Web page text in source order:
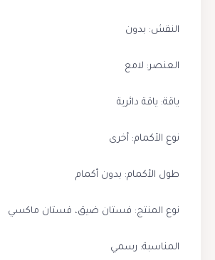
النقش: بدون
العنصر: لامع
ياقة: ياقة دائرية
نوع الأكمام: أخرى
طول الأكمام: بدون أكمام
نوع المنتج: فستان ضيق، فستان ماكسي
المناسبة: رسمي